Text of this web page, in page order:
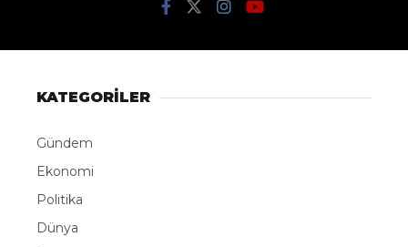
KATEGORİLER
Gündem
Ekonomi
Politika
Dünya